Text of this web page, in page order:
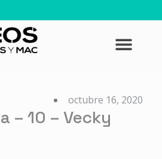
octubre 16, 2020
– 10 – Vecky